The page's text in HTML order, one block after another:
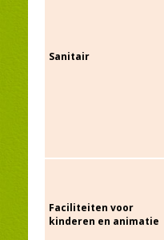
Sanitair
Faciliteiten voor
kinderen en animatie